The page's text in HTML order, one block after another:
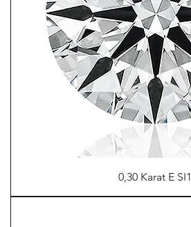
0,30 Karat E SI1